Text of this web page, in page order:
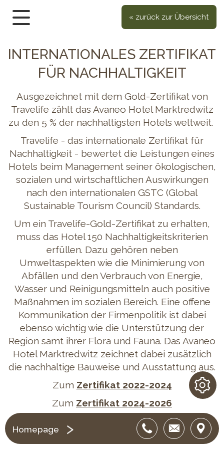
INTERNATIONALES ZERTIFIKAT
FÜR NACHHALTIGKEIT
Ausgezeichnet mit dem Gold-Zertifikat von
Travelife zählt das Avaneo Hotel Marktredwitz
zu den 5 % der nachhaltigsten Hotels weltweit.
Travelife - das internationale Zertifikat für
Nachhaltigkeit - bewertet die Leistungen eines
Hotels beim Management seiner ökologischen,
sozialen und wirtschaftlichen Auswirkungen
nach den internationalen GSTC (Global
Sustainable Tourism Council) Standards.
Um ein Travelife-Gold-Zertifikat zu erhalten,
muss das Hotel 150 Nachhaltigkeitskriterien
erfüllen. Dazu gehören neben
Umweltaspekten wie die Minimierung von
Abfällen und den Verbrauch von Energie,
Wasser und Reinigungsmitteln auch positive
Maßnahmen im sozialen Bereich. Eine offene
Kommunikation der Firmenpolitik ist dabei
ebenso wichtig wie die Unterstützung der
Region samt ihrer Flora und Fauna. Das Avaneo
Hotel Marktredwitz zeichnet dabei zusätzlich
die nachhaltige Bauweise und Ausstattung aus.
Zum Zertifikat 2022-2024
Zum Zertifikat 2024-2026
Zertifikat 2026 - 2028
Travelife
« zurück zur Übersicht
Homepage